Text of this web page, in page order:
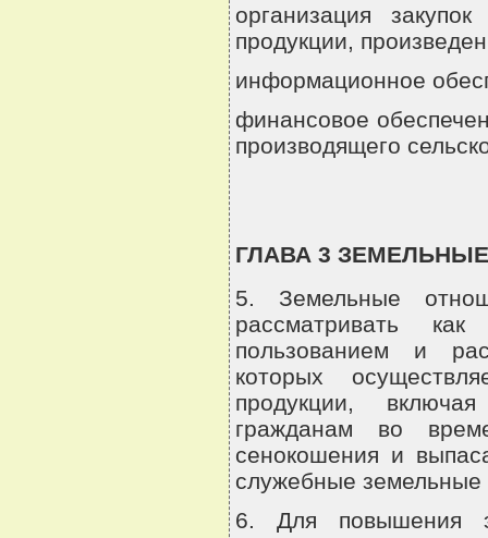
организация
продукции,
информационное
финансовое
производящего
ГЛАВА 3
5. Земельные
рассматривать
пользованием и
которых
продукции,
гражданам во
сенокошения и
служебные
6. Для повышения